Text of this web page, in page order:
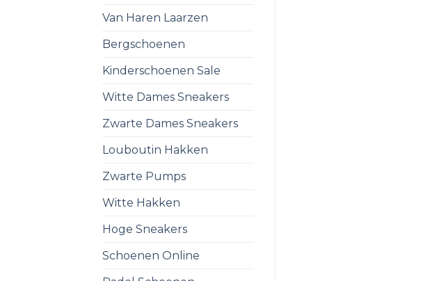
Van Haren Laarzen
Bergschoenen
Kinderschoenen Sale
Witte Dames Sneakers
Zwarte Dames Sneakers
Louboutin Hakken
Zwarte Pumps
Witte Hakken
Hoge Sneakers
Schoenen Online